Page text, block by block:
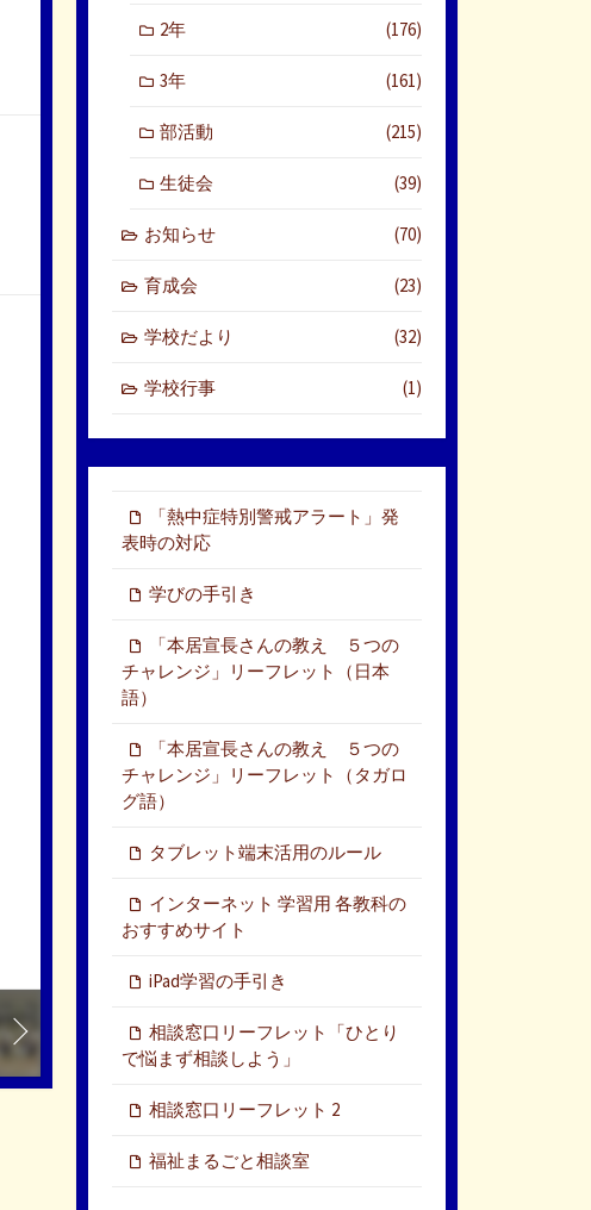
2年 (176)
3年 (161)
部活動 (215)
生徒会 (39)
お知らせ (70)
育成会 (23)
学校だより (32)
学校行事 (1)
「熱中症特別警戒アラート」発
表時の対応
学びの手引き
「本居宣長さんの教え ５つの
チャレンジ」リーフレット（日本
語）
「本居宣長さんの教え ５つの
チャレンジ」リーフレット（タガロ
グ語）
タブレット端末活用のルール
インターネット 学習用 各教科の
おすすめサイト
iPad学習の手引き
相談窓口リーフレット「ひとり
で悩まず相談しよう」
相談窓口リーフレット 2
福祉まるごと相談室